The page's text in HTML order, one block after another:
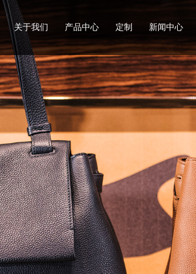
关于我们 产品中心 定制 新闻中心